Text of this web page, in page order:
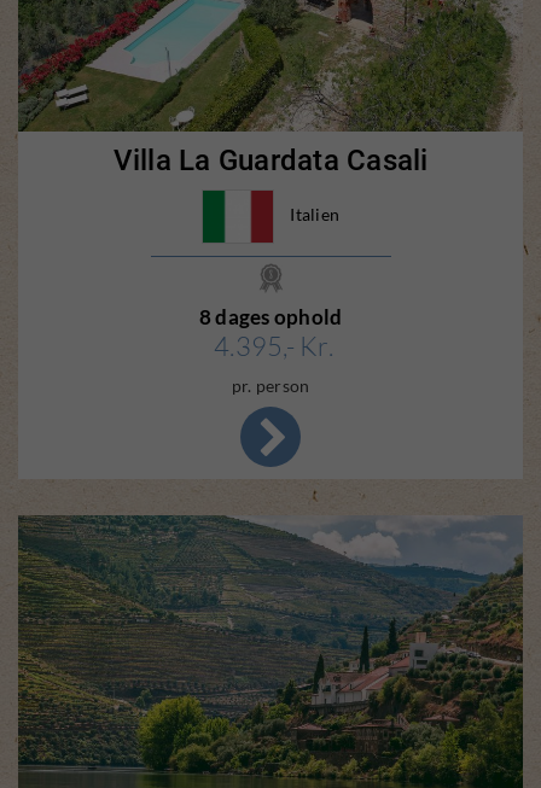
Villa La Guardata Casali
Italien
8 dages ophold
4.395,- Kr.
pr. person